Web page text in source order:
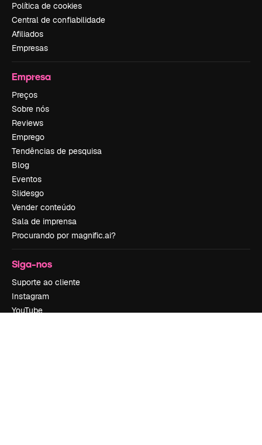
Política de cookies
Central de confiabilidade
Afiliados
Empresas
Empresa
Preços
Sobre nós
Reviews
Emprego
Tendências de pesquisa
Blog
Eventos
Slidesgo
Vender conteúdo
Sala de imprensa
Procurando por magnific.ai?
Siga-nos
Suporte ao cliente
Instagram
YouTube